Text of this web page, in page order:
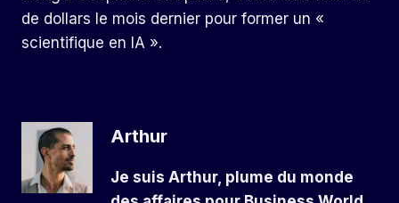
de dollars le mois dernier pour former un «
scientifique en IA ».
Arthur
Je suis Arthur, plume du monde